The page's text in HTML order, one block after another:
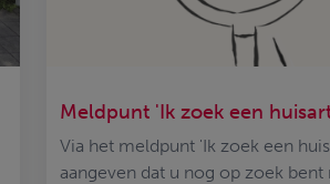
Meldpunt 'Ik zoek een
Via het meldpunt 'Ik zoek een
aangeven dat u nog op zoek bent